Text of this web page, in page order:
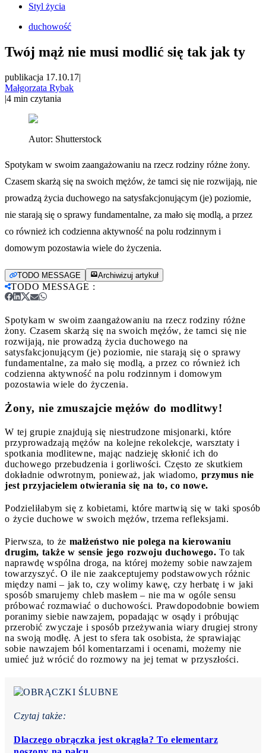
Styl życia
duchowość
Twój mąż nie musi modlić się tak jak ty
publikacja 17.10.17|
Małgorzata Rybak
|4 min czytania
Autor: Shutterstock
Spotykam w swoim zaangażowaniu na rzecz rodziny różne żony.
Czasem skarżą się na swoich mężów, że tamci się nie rozwijają, nie
prowadzą życia duchowego na satysfakcjonującym (je) poziomie,
nie starają się o sprawy fundamentalne, za mało się modlą, a przez
co również ich codzienna aktywność na polu rodzinnym i
domowym pozostawia wiele do życzenia.
TODO MESSAGE Archiwizuj artykuł
TODO MESSAGE :
Spotykam w swoim zaangażowaniu na rzecz rodziny różne
żony. Czasem skarżą się na swoich mężów, że tamci się nie
rozwijają, nie prowadzą życia duchowego na
satysfakcjonującym (je) poziomie, nie starają się o sprawy
fundamentalne, za mało się modlą, a przez co również ich
codzienna aktywność na polu rodzinnym i domowym
pozostawia wiele do życzenia.
Żony, nie zmuszajcie mężów do modlitwy!
W tej grupie znajdują się niestrudzone misjonarki, które
przyprowadzają mężów na kolejne rekolekcje, warsztaty i
spotkania modlitewne, mając nadzieję skłonić ich do
duchowego przebudzenia i gorliwości. Często ze skutkiem
dokładnie odwrotnym, ponieważ, jak wiadomo, przymus nie
jest przyjacielem otwierania się na to, co nowe.
Podzieliłabym się z kobietami, które martwią się w taki sposób
o życie duchowe w swoich mężów, trzema refleksjami.
Pierwsza, to że małżeństwo nie polega na kierowaniu
drugim, także w sensie jego rozwoju duchowego. To tak
naprawdę wspólna droga, na której możemy sobie nawzajem
towarzyszyć. O ile nie zaakceptujemy podstawowych różnic
między nami – jak to, czy wolimy kawę, czy herbatę i w jaki
sposób smarujemy chleb masłem – nie ma w ogóle sensu
próbować rozmawiać o duchowości. Prawdopodobnie bowiem
poranimy siebie nawzajem, popadając w osądy i próbując
przerobić zwyczaje i sposób przeżywania wiary drugiej strony
na swoją modłę. A jest to sfera tak osobista, że sprawiając
sobie nawzajem ból komentarzami i ocenami, możemy nie
umieć już wrócić do rozmowy na jej temat w przyszłości.
Czytaj także:
Dlaczego obrączka jest okrągła? To elementarz